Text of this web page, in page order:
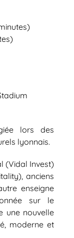
lors des
lyonnais.
(Vidal Invest)
anciens
enseigne
sur le
une nouvelle
moderne et